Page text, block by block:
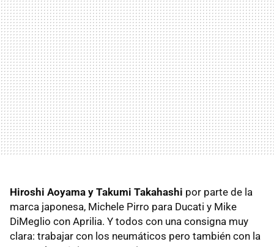
Hiroshi Aoyama y Takumi Takahashi por parte de la
marca japonesa, Michele Pirro para Ducati y Mike
DiMeglio con Aprilia. Y todos con una consigna muy
clara: trabajar con los neumáticos pero también con la